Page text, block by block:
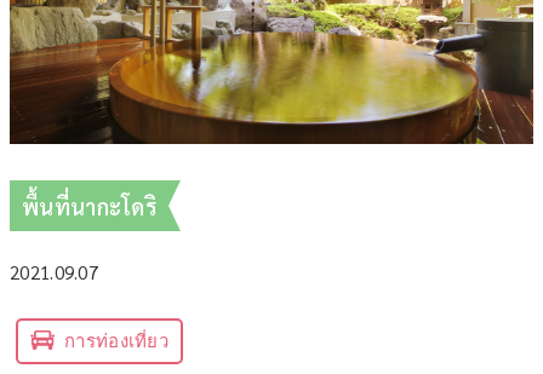
พื้นที่นากะโดริ
2021.09.07
การท่องเที่ยว